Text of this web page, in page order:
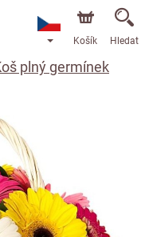
Nejbližší možné
dovolené.
Košík Hledat
plný germínek